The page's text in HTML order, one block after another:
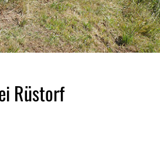
Rüstorf